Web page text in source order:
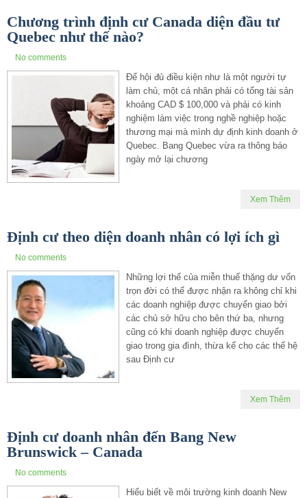
Chương trình định cư Canada diện đầu tư
Quebec như thế nào?
No comments
Để hội đủ điều kiện như là một người tự
làm chủ, một cá nhân phải có tổng tài sản
khoảng CAD $ 100,000 và phải có kinh
nghiệm làm việc trong nghề nghiệp hoặc
thương mại mà mình dự định kinh doanh ở
Quebec. Bang Quebec vừa ra thông báo
ngày mở lại chương
Xem Thêm
Định cư theo diện doanh nhân có lợi ích gì
No comments
Những lợi thế của miễn thuế thặng dư vốn
trọn đời có thể được nhận ra không chỉ khi
các doanh nghiệp được chuyển giao bởi
các chủ sở hữu cho bên thứ ba, nhưng
cũng có khi doanh nghiệp được chuyển
giao trong gia đình, thừa kế cho các thế hệ
sau Định cư
Xem Thêm
Định cư doanh nhân đến Bang New
Brunswick – Canada
No comments
Hiểu biết về môi trường kinh doanh New